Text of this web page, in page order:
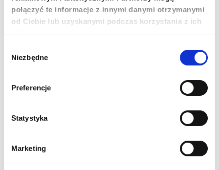
połączyć te informacje z innymi danymi otrzymanymi
od Ciebie lub uzyskanymi podczas korzystania z ich
usług.
zgody
Niezbędne
Preferencje
Statystyka
Marketing
Newsletter
Chcesz być na bieżąco? Zapisz się do naszego
newslettera. Informacje o nowościach, naszych planach,
Adres e-mail